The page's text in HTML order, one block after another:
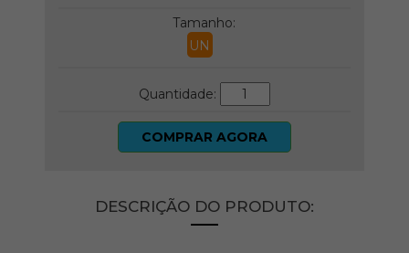
Tamanho:
UN
Quantidade:
COMPRAR AGORA
DESCRIÇÃO DO PRODUTO: